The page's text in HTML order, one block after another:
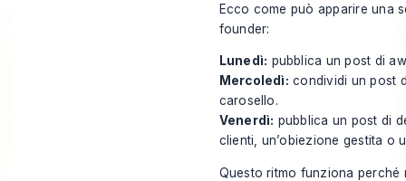
Ecco come può apparire una
founder:
Lunedì: pubblica un post di
Mercoledì: condividi un post
carosello.
Venerdì: pubblica un post di
clienti, un’obiezione gestita o
Questo ritmo funziona perché